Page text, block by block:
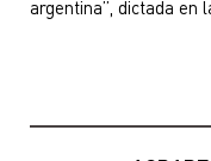
argentina”, dictada en